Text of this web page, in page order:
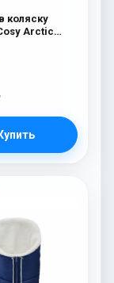
коляску
Arctic
Купить